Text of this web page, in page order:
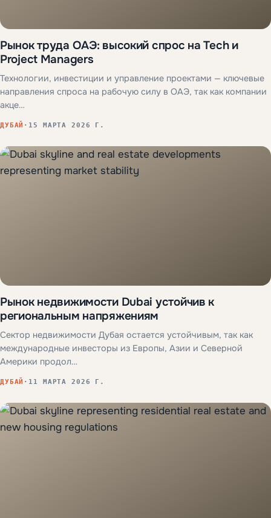
Рынок труда ОАЭ: высокий спрос на Tech и
Project Managers
Технологии, инвестиции и управление проектами — ключевые
направления спроса на рабочую силу в ОАЭ, так как компании
акце…
ДУБАЙ · 15 МАРТА 2026 Г.
Рынок недвижимости Dubai устойчив к
региональным напряжениям
Сектор недвижимости Дубая остается устойчивым, так как
международные инвесторы из Европы, Азии и Северной
Америки продол…
ДУБАЙ · 11 МАРТА 2026 Г.